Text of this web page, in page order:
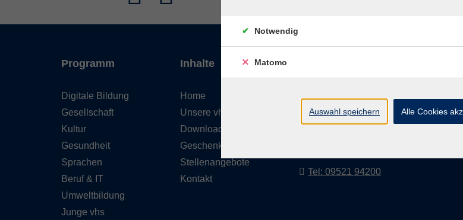
Programm
Digitale Bildung
Gesellschaft
Kultur
Gesundheit
Sprachen
Beruf & IT
Umweltbildung
Junge vhs
Inhalte
Home
Unsere vhs
Downloads
Geschenkgutschein
Stellenangebote
Kontakt
Hofheimer Str. 20
97437 Haßfurt
Tel: 09521 94200
Notwendig
Matomo
Auswahl speichern Alle Cookies